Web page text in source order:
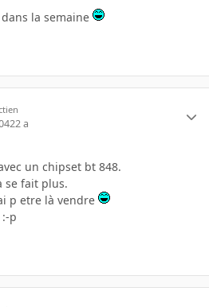
la semaine
22 a
un chipset bt 848.
se fait plus.
p etre là vendre
p